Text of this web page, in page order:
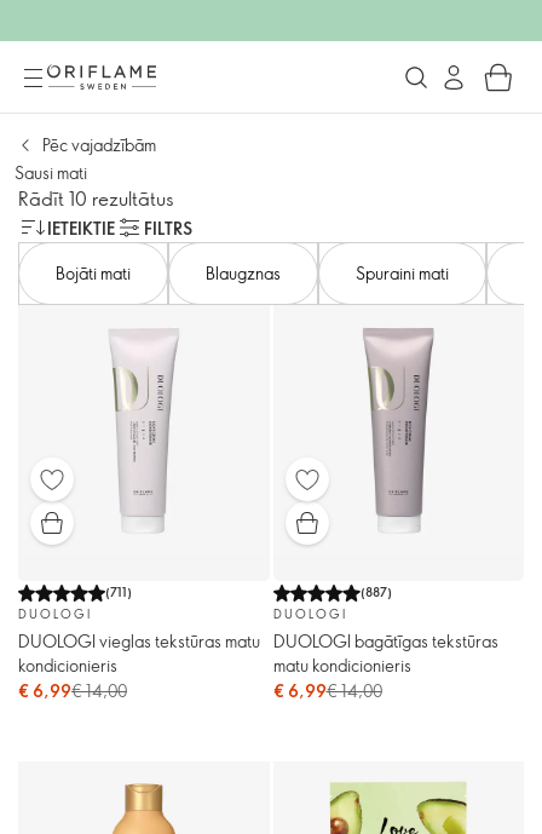
Pēc vajadzībām
Sausi mati
Rādīt 10 rezultātus
IETEIKTIE
FILTRS
Bojāti mati
Blaugznas Spuraini mati
(711)
DUOLOGI
DUOLOGI vieglas tekstūras matu
kondicionieris
€ 6,99€ 14,00
(887)
DUOLOGI
DUOLOGI bagātīgas tekstūras
matu kondicionieris
€ 6,99€ 14,00